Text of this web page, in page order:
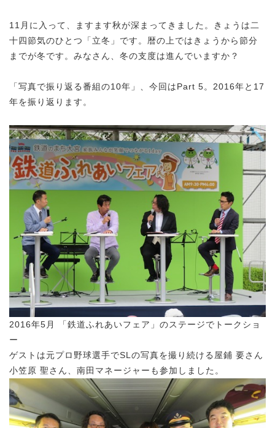
11月に入って、ますます秋が深まってきました。きょうは二
十四節気のひとつ「立冬」です。暦の上ではきょうから節分
までが冬です。みなさん、冬の支度は進んでいますか？
「写真で振り返る番組の10年」、今回はPart 5。2016年と17
年を振り返ります。
2016年5月 「鉄道ふれあいフェア」のステージでトークショ
ー
ゲストは元プロ野球選手でSLの写真を撮り続ける屋鋪 要さん
小笠原 聖さん、南田マネージャーも参加しました。